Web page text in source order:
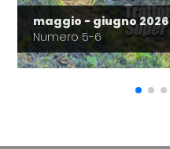
maggio - giugno 2026
Numero 5-6